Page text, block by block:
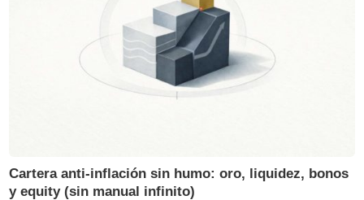
Cartera anti-inflación sin humo: oro, liquidez, bonos
y equity (sin manual infinito)